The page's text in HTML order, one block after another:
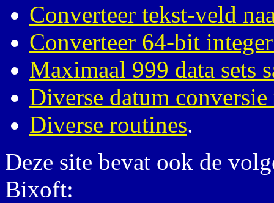
Converteer tekst-veld
Converteer 64-bit
Maximaal 999 data sets
Diverse datum
Diverse routines.
Deze site bevat ook de
Bixoft: